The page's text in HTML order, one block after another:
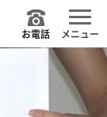
お電話 メニュー